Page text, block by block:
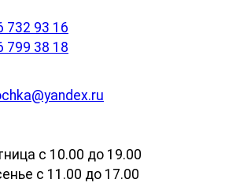
732 93 16
799 38 18
с 10.00 до 19.00
с 11.00 до 17.00